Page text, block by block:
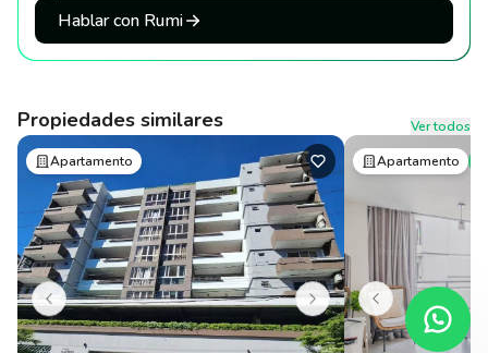
Hablar con Rumi
Propiedades similares
Ver todos
Apartamento
Apartamento